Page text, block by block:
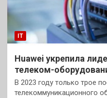
IT
Huawei укрепила
телеком-
В 2023 году только трое
телекоммуникационного